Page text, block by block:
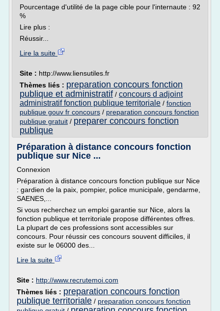
Pourcentage d'utilité de la page cible pour l'internaute : 92
%
Lire plus :
Réussir...
Lire la suite
Site : http://www.liensutiles.fr
Thèmes liés : preparation concours fonction
publique et administratif / concours d adjoint
administratif fonction publique territoriale / fonction
publique gouv fr concours / preparation concours fonction
publique gratuit / preparer concours fonction
publique
Préparation à distance concours fonction
publique sur Nice ...
Connexion
Préparation à distance concours fonction publique sur Nice
: gardien de la paix, pompier, police municipale, gendarme,
SAENES,...
Si vous recherchez un emploi garantie sur Nice, alors la
fonction publique et territoriale propose différentes offres.
La plupart de ces professions sont accessibles sur
concours. Pour réussir ces concours souvent difficiles, il
existe sur le 06000 des...
Lire la suite
Site : http://www.recrutemoi.com
Thèmes liés : preparation concours fonction
publique territoriale / preparation concours fonction